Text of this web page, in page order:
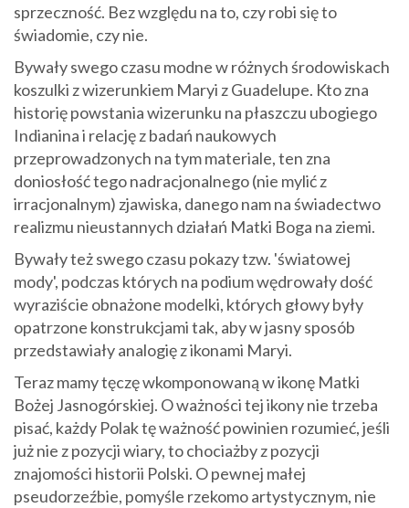
sprzeczność. Bez względu na to, czy robi się to
świadomie, czy nie.
Bywały swego czasu modne w różnych środowiskach
koszulki z wizerunkiem Maryi z Guadelupe. Kto zna
historię powstania wizerunku na płaszczu ubogiego
Indianina i relację z badań naukowych
przeprowadzonych na tym materiale, ten zna
doniosłość tego nadracjonalnego (nie mylić z
irracjonalnym) zjawiska, danego nam na świadectwo
realizmu nieustannych działań Matki Boga na ziemi.
Bywały też swego czasu pokazy tzw. 'światowej
mody', podczas których na podium wędrowały dość
wyraziście obnażone modelki, których głowy były
opatrzone konstrukcjami tak, aby w jasny sposób
przedstawiały analogię z ikonami Maryi.
Teraz mamy tęczę wkomponowaną w ikonę Matki
Bożej Jasnogórskiej. O ważności tej ikony nie trzeba
pisać, każdy Polak tę ważność powinien rozumieć, jeśli
już nie z pozycji wiary, to chociażby z pozycji
znajomości historii Polski. O pewnej małej
pseudorzeźbie, pomyśle rzekomo artystycznym, nie